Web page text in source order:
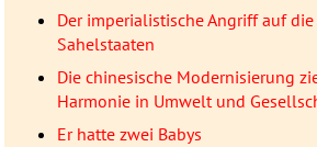
Der imperialistische Angriff auf
Sahelstaaten
Die chinesische Modernisierung
Harmonie in Umwelt und
Er hatte zwei Babys